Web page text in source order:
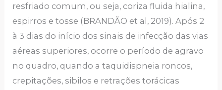
resfriado comum, ou seja, coriza fluida hialina,
espirros e tosse (BRANDÃO et al, 2019). Após 2
à 3 dias do início dos sinais de infecção das vias
aéreas superiores, ocorre o período de agravo
no quadro, quando a taquidispneia roncos,
crepitações, sibilos e retrações torácicas